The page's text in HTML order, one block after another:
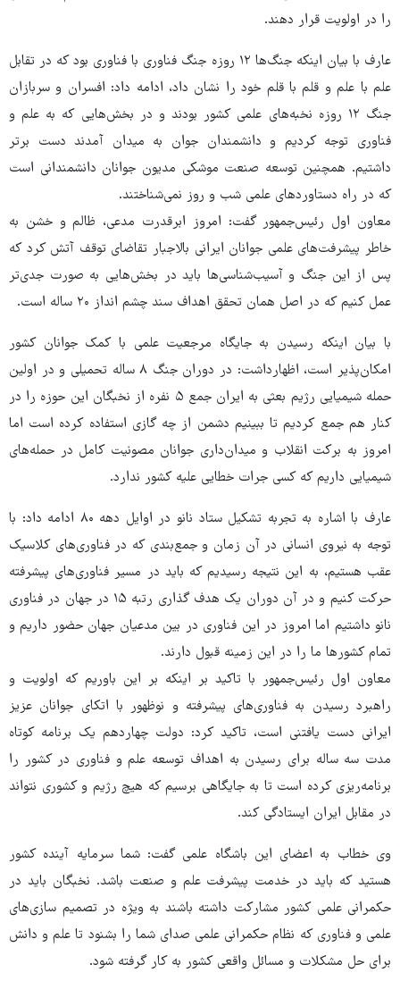
را در اولویت قرار دهند.
عارف با بیان اینکه جنگ‌ها ۱۲ روزه جنگ فناوری با فناوری بود که در تقابل
علم با علم و قلم با قلم خود را نشان داد، ادامه داد: افسران و سربازان
جنگ ۱۲ روزه نخبه‌های علمی کشور بودند و در بخش‌هایی که به علم و
فناوری توجه کردیم و دانشمندان جوان به میدان آمدند دست برتر
داشتیم. همچنین توسعه صنعت موشکی مدیون جوانان دانشمندانی است
که در راه دستاوردهای علمی شب و روز نمی‌شناختند.
معاون اول رئیس‌جمهور گفت: امروز ابرقدرت مدعی، ظالم و خشن به
خاطر پیشرفت‌های علمی جوانان ایرانی بالاجبار تقاضای توقف آتش کرد که
پس از این جنگ و آسیب‌شناسی‌ها باید در بخش‌هایی به صورت جدی‌تر
عمل کنیم که در اصل همان تحقق اهداف سند چشم انداز ۲۰ ساله است.
با بیان اینکه رسیدن به جایگاه مرجعیت علمی با کمک جوانان کشور
امکان‌پذیر است، اظهارداشت: در دوران جنگ ۸ ساله تحمیلی و در اولین
حمله شیمیایی رژیم بعثی به ایران جمع ۵ نفره از نخبگان این حوزه را در
کنار هم جمع کردیم تا ببینیم دشمن از چه گازی استفاده کرده است اما
امروز به برکت انقلاب و میدان‌داری جوانان مصونیت کامل در حمله‌های
شیمیایی داریم که کسی جرات خطایی علیه کشور ندارد.
عارف با اشاره به تجربه تشکیل ستاد نانو در اوایل دهه ۸۰ ادامه داد: با
توجه به نیروی انسانی در آن زمان و جمع‌بندی که در فناوری‌های کلاسیک
عقب هستیم، به این نتیجه رسیدیم که باید در مسیر فناوری‌های پیشرفته
حرکت کنیم و در آن دوران یک هدف گذاری رتبه ۱۵ در جهان در فناوری
نانو داشتیم اما امروز در این فناوری در بین مدعیان جهان حضور داریم و
تمام کشورها ما را در این زمینه قبول دارند.
معاون اول رئیس‌جمهور با تاکید بر اینکه بر این باوریم که اولویت و
راهبرد رسیدن به فناوری‌های پیشرفته و نوظهور با اتکای جوانان عزیز
ایرانی دست یافتنی است، تاکید کرد: دولت چهاردهم یک برنامه کوتاه
مدت سه ساله برای رسیدن به اهداف توسعه علم و فناوری در کشور را
برنامه‌ریزی کرده است تا به جایگاهی برسیم که هیچ رژیم و کشوری نتواند
در مقابل ایران ایستادگی کند.
وی خطاب به اعضای این باشگاه علمی گفت: شما سرمایه آینده کشور
هستید که باید در خدمت پیشرفت علم و صنعت باشد. نخبگان باید در
حکمرانی علمی کشور مشارکت داشته باشند به ویژه در تصمیم سازی‌های
علمی و فناوری که نظام حکمرانی علمی صدای شما را بشنود تا علم و دانش
برای حل مشکلات و مسائل واقعی کشور به کار گرفته شود.